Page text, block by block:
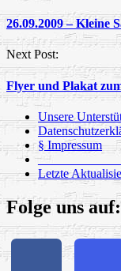
26.09.2009 – Kleine
Next Post:
Flyer und Plakat
Unsere
§ Impressum
Letzte
Folge uns auf: